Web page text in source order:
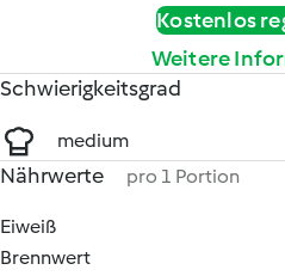
Kostenlos
Weitere
Schwierigkeitsgrad
medium
Nährwerte pro 1 Portion
Eiweiß
Brennwert